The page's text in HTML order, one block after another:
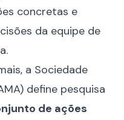
concretas e
da equipe de
a Sociedade
define pesquisa
de ações